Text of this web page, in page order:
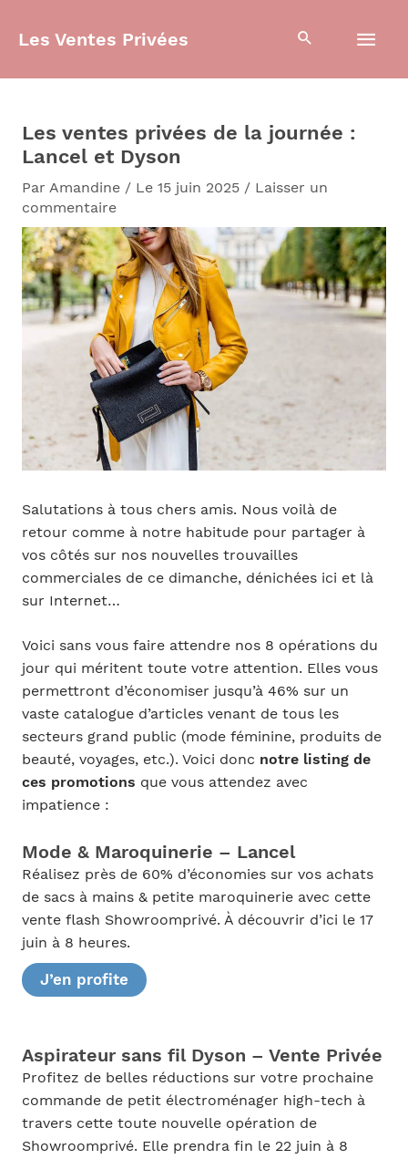
Les Ventes Privées
Les ventes privées de la journée :
Lancel et Dyson
Par Amandine / Le 15 juin 2025 / Laisser un
commentaire
Salutations à tous chers amis. Nous voilà de
retour comme à notre habitude pour partager à
vos côtés sur nos nouvelles trouvailles
commerciales de ce dimanche, dénichées ici et là
sur Internet…
Voici sans vous faire attendre nos 8 opérations du
jour qui méritent toute votre attention. Elles vous
permettront d’économiser jusqu’à 46% sur un
vaste catalogue d’articles venant de tous les
secteurs grand public (mode féminine, produits de
beauté, voyages, etc.). Voici donc notre listing de
ces promotions que vous attendez avec
impatience :
Mode & Maroquinerie – Lancel
Réalisez près de 60% d’économies sur vos achats
de sacs à mains & petite maroquinerie avec cette
vente flash Showroomprivé. À découvrir d’ici le 17
juin à 8 heures.
J’en profite
Aspirateur sans fil Dyson – Vente Privée
Profitez de belles réductions sur votre prochaine
commande de petit électroménager high-tech à
travers cette toute nouvelle opération de
Showroomprivé. Elle prendra fin le 22 juin à 8